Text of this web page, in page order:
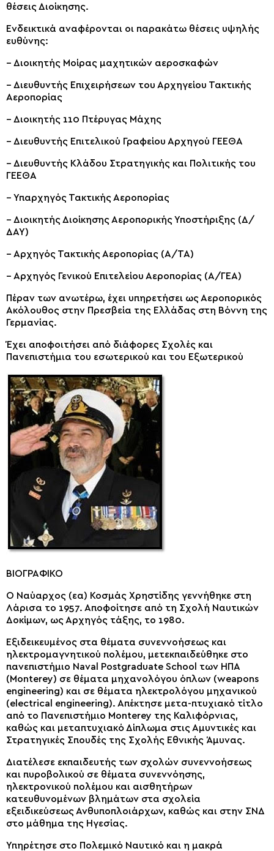
θέσεις Διοίκησης.
Ενδεικτικά αναφέρονται οι παρακάτω θέσεις υψηλής
ευθύνης:
– Διοικητής Μοίρας μαχητικών αεροσκαφών
– Διευθυντής Επιχειρήσεων του Αρχηγείου Τακτικής
Αεροπορίας
– Διοικητής 110 Πτέρυγας Μάχης
– Διευθυντής Επιτελικού Γραφείου Αρχηγού ΓΕΕΘΑ
– Διευθυντής Κλάδου Στρατηγικής και Πολιτικής του
ΓΕΕΘΑ
– Υπαρχηγός Τακτικής Αεροπορίας
– Διοικητής Διοίκησης Αεροπορικής Υποστήριξης (Δ/
ΔΑΥ)
– Αρχηγός Τακτικής Αεροπορίας (Α/ΤΑ)
– Αρχηγός Γενικού Επιτελείου Αεροπορίας (Α/ΓΕΑ)
Πέραν των ανωτέρω, έχει υπηρετήσει ως Αεροπορικός
Ακόλουθος στην Πρεσβεία της Ελλάδας στη Βόννη της
Γερμανίας.
Έχει αποφοιτήσει από διάφορες Σχολές και
Πανεπιστήμια του εσωτερικού και του Εξωτερικού
ΒΙΟΓΡΑΦΙΚΟ
Ο Ναύαρχος (εα) Κοσμάς Χρηστίδης γεννήθηκε στη
Λάρισα το 1957. Αποφοίτησε από τη Σχολή Ναυτικών
Δοκίμων, ως Αρχηγός τάξης, το 1980.
Εξιδεικευμένος στα θέματα συνεννοήσεως και
ηλεκτρομαγνητικού πολέμου, μετεκπαιδεύθηκε στο
πανεπιστήμιο Naval Postgraduate School των ΗΠΑ
(Monterey) σε θέματα μηχανολόγου όπλων (weapons
engineering) και σε θέματα ηλεκτρολόγου μηχανικού
(electrical engineering). Απέκτησε μετα-πτυχιακό τίτλο
από το Πανεπιστήμιο Monterey της Καλιφόρνιας,
καθώς και μεταπτυχιακό Δίπλωμα στις Αμυντικές και
Στρατηγικές Σπουδές της Σχολής Εθνικής Άμυνας.
Διατέλεσε εκπαιδευτής των σχολών συνεννοήσεως
και πυροβολικού σε θέματα συνεννόησης,
ηλεκτρονικού πολέμου και αισθητήρων
κατευθυνομένων βλημάτων στα σχολεία
εξειδικεύσεως Ανθυποπλοιάρχων, καθώς και στην ΣΝΔ
στο μάθημα της Ηγεσίας.
Υπηρέτησε στο Πολεμικό Ναυτικό και η μακρά